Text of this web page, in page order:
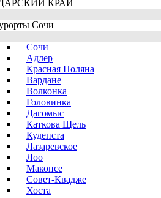
КРАЙ
Сочи
Сочи
Адлер
Красная Поляна
Вардане
Волконка
Головинка
Дагомыс
Каткова Щель
Кудепста
Лазаревское
Лоо
Макопсе
Совет-Квадже
Хоста